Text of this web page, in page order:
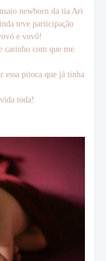
newborn da tia Ari
teve participação
e vovô!
carinho com que me
essa pitoca que já tinha
toda!